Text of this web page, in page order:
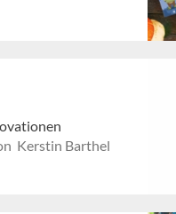
Kerstin Barthel